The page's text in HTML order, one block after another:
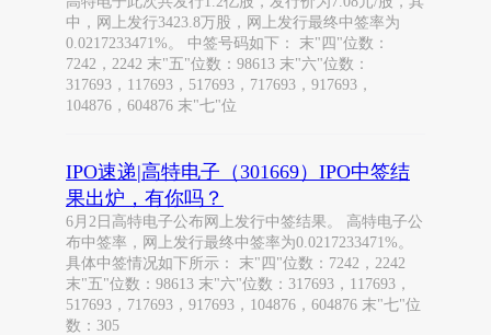
中，网上发行3423.8万股，网上发行最终中签率为
0.0217233471%。 中签号码如下： 末"四"位数：
7242，2242 末"五"位数：98613 末"六"位数：
317693，117693，517693，717693，917693，
104876，604876 末"七"位
IPO速递|高特电子（301669）IPO中签结
果出炉，有你吗？
6月2日高特电子公布网上发行中签结果。 高特电子公
布中签率，网上发行最终中签率为0.0217233471%。
具体中签情况如下所示： 末"四"位数：7242，2242
末"五"位数：98613 末"六"位数：317693，117693，
517693，717693，917693，104876，604876 末"七"位
数：305